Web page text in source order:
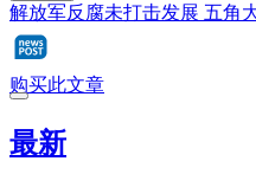
解放军反腐未打击发展 五角
购买此文章
最新